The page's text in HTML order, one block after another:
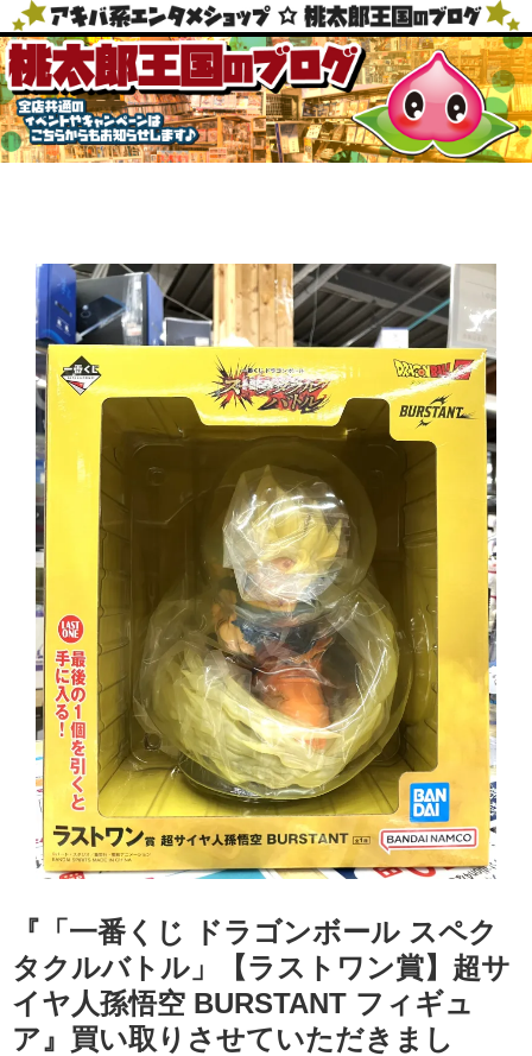
『「一番くじ ドラゴンボール スペク
タクルバトル」【ラストワン賞】超サ
イヤ人孫悟空 BURSTANT フィギュ
ア』買い取りさせていただきまし